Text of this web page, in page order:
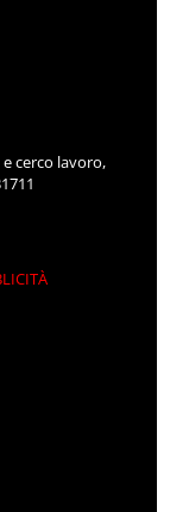
cerco lavoro,